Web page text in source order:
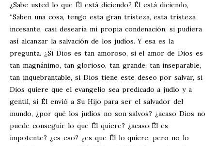
¿Sabe usted lo que Él está diciendo? Él está diciendo,
“Saben una cosa, tengo esta gran tristeza, esta tristeza
incesante, casi desearía mi propia condenación, si pudiera
así alcanzar la salvación de los judíos. Y esa es la
pregunta. ¿Si Dios es tan amoroso, si el amor de Dios es
tan magnánimo, tan glorioso, tan grande, tan inseparable,
tan inquebrantable, si Dios tiene este deseo por salvar, si
Dios quiere que el evangelio sea predicado a judío y a
gentil, si Él envió a Su Hijo para ser el salvador del
mundo, ¿por qué los judíos no son salvos? ¿acaso Dios no
puede conseguir lo que Él quiere? ¿acaso Él es
impotente? ¿es eso? ¿es que Él lo quiere, pero no lo